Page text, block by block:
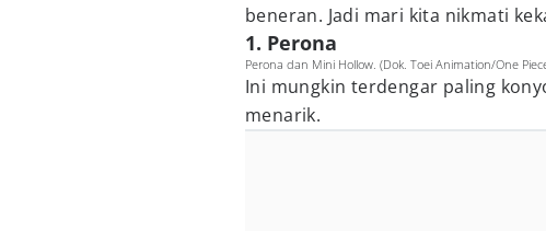
beneran. Jadi mari kita nikmati
1. Perona
Perona dan Mini Hollow. (Dok. Toei Animation/One
Ini mungkin terdengar paling
menarik.